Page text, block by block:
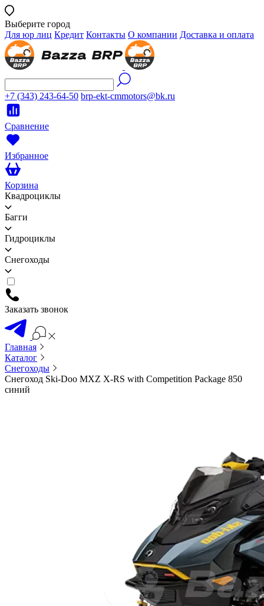
Выберите город
Для юр лиц Кредит Контакты О компании Доставка и оплата
+7 (343) 243-64-50 brp-ekt-cmmotors@bk.ru
Сравнение
Избранное
Корзина
Квадроциклы
Багги
Гидроциклы
Снегоходы
Заказать звонок
Главная
Каталог
Снегоходы
Снегоход Ski-Doo MXZ X-RS with Competition Package 850
синий